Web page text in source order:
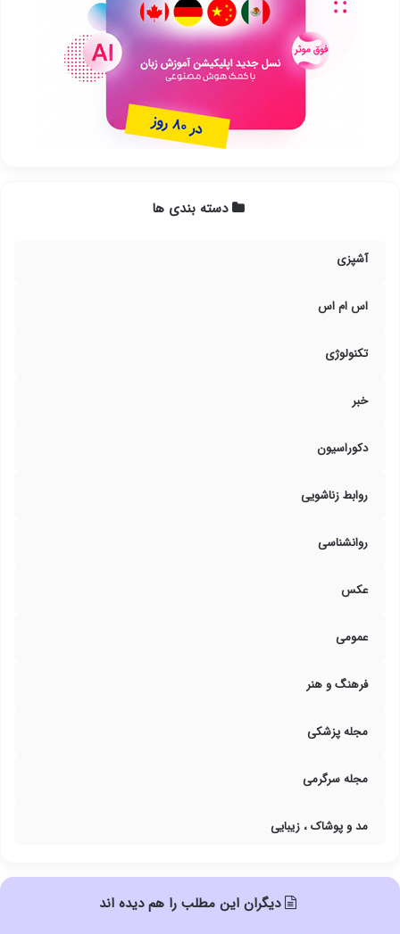
دسته بندی ها
آشپزی
اس ام اس
تکنولوژی
خبر
دکوراسیون
روابط زناشویی
روانشناسی
عکس
عمومی
فرهنگ و هنر
مجله پزشکی
مجله سرگرمی
مد و پوشاک ، زیبایی
دیگران این مطلب را هم دیده اند